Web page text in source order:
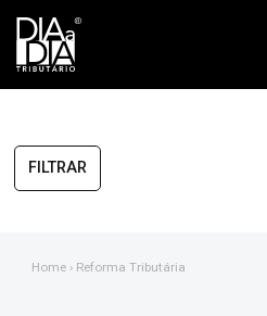
FILTRAR
Home › Reforma Tributária